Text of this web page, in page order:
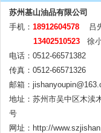
苏州基山油品有限公司
手机： 18912604578
吕
13402510523 徐
电话：0512-66571382
传真：0512-66571326
邮箱：
地址：苏州市吴中区木渎
号
网址：http://